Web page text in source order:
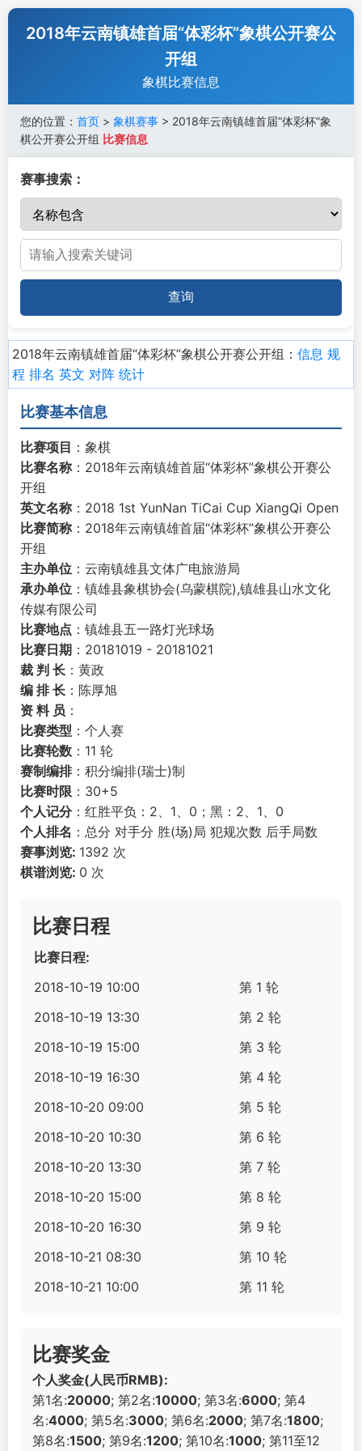
2018年云南镇雄首届“体彩杯”象棋公开赛公
开组
象棋比赛信息
您的位置： 首页 > 象棋赛事 > 2018年云南镇雄首届“体彩杯”象
棋公开赛公开组 比赛信息
赛事搜索：
查询
2018年云南镇雄首届“体彩杯”象棋公开赛公开组： 信息 规
程 排名 英文 对阵 统计
比赛基本信息
比赛项目 ：象棋
比赛名称 ：2018年云南镇雄首届“体彩杯”象棋公开赛公
开组
英文名称 ：2018 1st YunNan TiCai Cup XiangQi Open
比赛简称 ：2018年云南镇雄首届“体彩杯”象棋公开赛公
开组
主办单位 ：云南镇雄县文体广电旅游局
承办单位 ：镇雄县象棋协会(乌蒙棋院),镇雄县山水文化
传媒有限公司
比赛地点 ：镇雄县五一路灯光球场
比赛日期 ：20181019 - 20181021
裁 判 长 ：黄政
编 排 长 ：陈厚旭
资 料 员 ：
比赛类型 ：个人赛
比赛轮数 ：11 轮
赛制编排：积分编排(瑞士)制
比赛时限 ：30+5
个人记分：红胜平负：2、1、0；黑：2、1、0
个人排名 ：总分 对手分 胜(场)局 犯规次数 后手局数
赛事浏览: 1392 次
棋谱浏览: 0 次
比赛日程
比赛日程:
2018-10-19 10:00
第 1 轮
2018-10-19 13:30
第 2 轮
2018-10-19 15:00
第 3 轮
2018-10-19 16:30
第 4 轮
2018-10-20 09:00
第 5 轮
2018-10-20 10:30
第 6 轮
2018-10-20 13:30
第 7 轮
2018-10-20 15:00
第 8 轮
2018-10-20 16:30
第 9 轮
2018-10-21 08:30
第 10 轮
2018-10-21 10:00
第 11 轮
比赛奖金
个人奖金(人民币RMB):
第1名:20000; 第2名:10000; 第3名:6000; 第4
名:4000; 第5名:3000; 第6名:2000; 第7名:1800;
第8名:1500; 第9名:1200; 第10名:1000; 第11至12